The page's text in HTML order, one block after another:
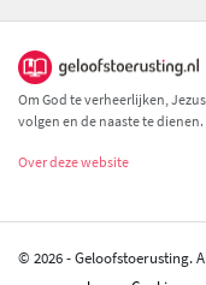
Om God te verheerlijken,
volgen en de naaste te dienen.
Over deze website
© 2026 - Geloofstoerusting.